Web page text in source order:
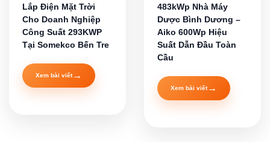
Lắp Điện Mặt Trời
Cho Doanh Nghiệp
Công Suất 293KWP
Tại Somekco Bến Tre
Xem bài viết→
483kWp Nhà Máy
Dược Bình Dương –
Aiko 600Wp Hiệu
Suất Dẫn Đầu Toàn
Cầu
Xem bài viết→